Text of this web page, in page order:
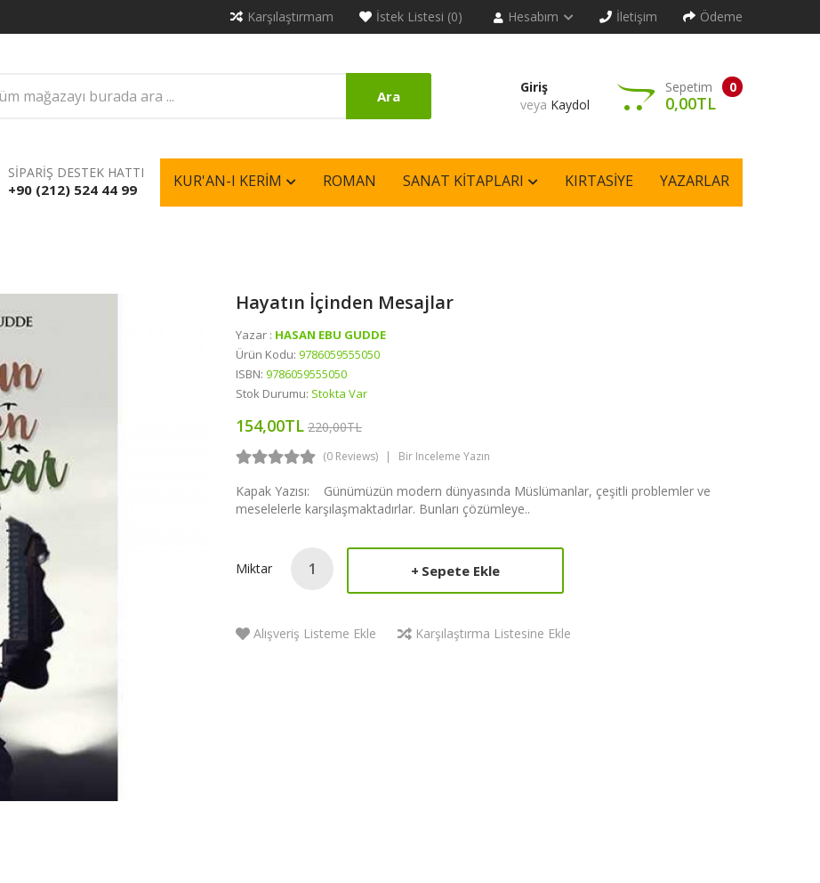
Karşılaştırmam İstek Listesi (0) Hesabım İletişim Ödeme
Giriş
veya Kaydol
0
Sepetim
0,00TL
Ara
SİPARİŞ DESTEK HATTI
+90 (212) 524 44 99 KUR'AN-I KERIM ROMAN SANAT KITAPLARI KIRTASIYE YAZARLAR
Hayatın İçinden Mesajlar
Yazar : HASAN EBU GUDDE
Ürün Kodu: 9786059555050
ISBN: 9786059555050
Stok Durumu: Stokta Var
154,00TL 220,00TL
(0 Reviews) Bir Inceleme Yazın
Kapak Yazısı: Günümüzün modern dünyasında Müslümanlar, çeşitli problemler ve
meselelerle karşılaşmaktadırlar. Bunları çözümleye..
Miktar Sepete Ekle
Alışveriş Listeme Ekle Karşılaştırma Listesine Ekle